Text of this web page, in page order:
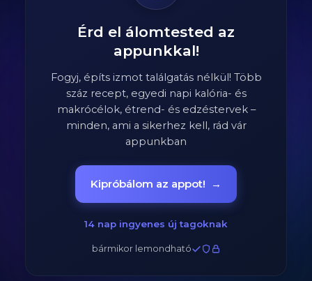
Érd el álomtested az
appunkkal!
Fogyj, építs izmot találgatás nélkül! Több
száz recept, egyedi napi kalória- és
makrócélok, étrend- és edzéstervek –
minden, ami a sikerhez kell, rád vár
appunkban
Kipróbálom az appot! →
14 nap ingyenes új tagoknak
bármikor lemondható